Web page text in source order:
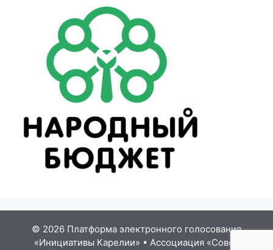
© 2026 Платформа электронного голосования
«Инициативы Карелии» • Ассоциация «Совет